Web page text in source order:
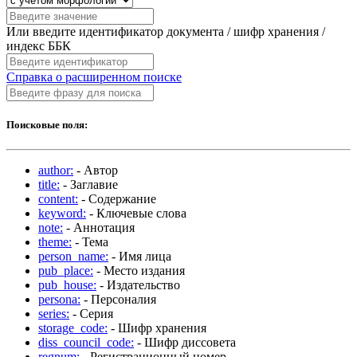
Или введите идентификатор документа / шифр хранения /
индекс ББК
Справка о расширенном поиске
Поисковые поля:
author: - Автор
title: - Заглавие
content: - Содержание
keyword: - Ключевые слова
note: - Аннотация
theme: - Тема
person_name: - Имя лица
pub_place: - Место издания
pub_house: - Издательство
persona: - Персоналия
series: - Серия
storage_code: - Шифр хранения
diss_council_code: - Шифр диссовета